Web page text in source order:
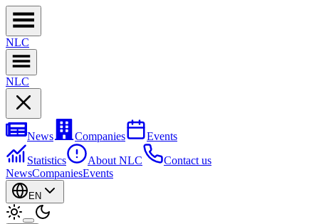
NLC
NLC
News Companies
Events
Statistics
About NLC
Contact us
NewsCompaniesEvents
EN